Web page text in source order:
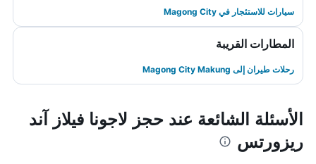
سيارات للاستئجار في Magong City
المطارات القريبة
رحلات طيران إلى Magong City Makung
الأسئلة الشائعة عند حجز لاجونا فيلاز آند
ريزورتس